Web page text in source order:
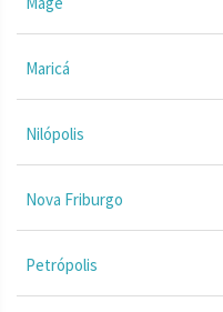
Maricá
Nilópolis
Nova Friburgo
Petrópolis